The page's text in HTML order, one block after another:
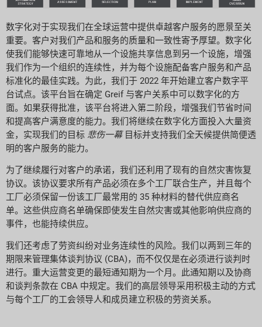
数字化对于实现我们在全球运营中提供卓越客户服务的愿景至关
重要。客户对我们产品和服务的质量和一致性寄予厚望。数字化
使我们能够快速可靠地从一个设施共享信息到另一个设施，增强
我们作为一个组织的连续性，并为每个设施配备客户服务和产品
标准化的最佳实践。为此，我们于 2022 年开始建立客户数字平
台试点。该平台旨在确定 Greif 与客户关系中可以数字化的方
面。如果获得批准，该平台将进入第二阶段，增强我们节省时间
和提高客户满意度的能力。我们将继续在数字化方面投入大量资
金，实现我们的目标 悲伤一幕目标并支持我们全天候提供简便透
明的客户服务的能力。
为了继续履行对客户的承诺，我们还利用了现有的自然灾害恢复
协议。该协议要求所有产品必须在多个工厂联合生产，并且每个
工厂必须保留一份该工厂最常用的 35 种材料的替代供应商名
单。这些供应商名单确保即使发生自然灾害或其他影响供应商的
事件，也能持续供应。
我们还考虑了劳资纠纷对业务连续性的风险。我们以两到三年的
期限来管理集体谈判协议 (CBA)，而不仅仅是在必须进行谈判时
进行。重大运营变更的最短通知期为一个月。此通知期以及协商
和谈判条款在 CBA 中规定。我们的高层领导采用积极主动的方式
与每个工厂的工会领导人和成员建立积极的劳资关系。